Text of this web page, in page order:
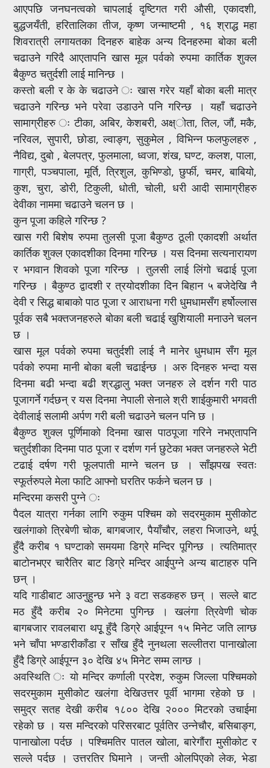
आएपछि जनघनत्वको चापलाई दृष्टिगत गरी औसी, एकादशी,
बुद्धजयँती, हरितालिका तीज, कृष्ण जन्माष्टमी , १६ श्राद्ध महा
शिवरात्री लगायतका दिनहरु बाहेक अन्य दिनहरुमा बोका बली
चढाउने गरिदै आएतापनि खास मूल पर्वको रुपमा कार्तिक शुक्ल
बैकुण्ठ चतुर्दशी लाई मानिन्छ ।
कस्तो बली र के के चढाउने ः खास गरेर यहाँ बोका बली मात्र
चढाउने गरिन्छ भने परेवा उडाउने पनि गरिन्छ । यहाँ चढाउने
सामाग्रीहरु ः टीका, अबिर, केशबरी, अक्ष्ोता, तिल, जौं, मकै,
नरिवल, सुपारी, छोडा, ल्वाङ्ग, सुकुमेल , विभिन्न फलफुलहरु ,
नैविद्य, दुबो , बेलपत्र, फुलमाला, ध्वजा, शंख, घण्ट, कलश, पाला,
गाग्री, पञ्चपाला, मूर्ति, त्रिशुल, कुभिण्डो, छुर्फी, चमर, बाबियो,
कुश, चुरा, डोरी, टिकुली, धोती, चोली, धरी आदी सामाग्रीहरु
देवीका नाममा चढाउने चलन छ ।
कुन पूजा कहिले गरिन्छ ?
खास गरी बिशेष रुपमा तुलसी पूजा बैकुण्ठ ठूली एकादशी अर्थात
कार्तिक शुक्ल एकादशीका दिनमा गरिन्छ । यस दिनमा सत्यनारायण
र भगवान शिवको पूजा गरिन्छ । तुलसी लाई लिंगो चढाई पूजा
गरिन्छ । बैकुण्ठ द्वादशी र त्रयोदशीका दिन बिहान ५ बजेदेखि नै
देवी र सिद्ध बाबाको पाठ पूजा र आराधना गरी धुमधामसँग हर्षोल्लास
पूर्वक सबै भक्तजनहरुले बोका बली चढाई खुशियाली मनाउने चलन
छ ।
खास मूल पर्वको रुपमा चतुर्दशी लाई नै मानेर धुमधाम सँग मूल
पर्वको रुपमा मानी बोका बली चढाईन्छ । अरु दिनहरु भन्दा यस
दिनमा बढी भन्दा बढी श्रद्धालु भक्त जनहरु ले दर्शन गरी पाठ
पूजागर्ने गर्दछन् र यस दिनमा नेपाली सेनाले श्री शाईकुमारी भगवती
देवीलाई सलामी अर्पण गरी बली चढाउने चलन पनि छ ।
बैकुण्ठ शुक्ल पूर्णिमाको दिनमा खास पाठपूजा गरिने नभएतापनि
चतुर्दशीका दिनमा पाठ पूजा र दर्शण गर्न छुटेका भक्त जनहरुले भेटी
टढाई दर्षण गरी फूलपाती माग्ने चलन छ । साँझपख स्वतः
स्फूर्तरुपले मेला फाटि आफ्नो घरतिर फर्कने चलन छ ।
मन्दिरमा कसरी पुग्ने ः
पैदल यात्रा गर्नका लागि रुकुम पश्चिम को सदरमुकाम मुसीकोट
खलंगाको त्रिबेणी चोक, बागबजार, पैयाँचौर, लहरा भिजाउने, थर्पू
हुँदै करीब १ घण्टाको समयमा डिग्रे मन्दिर पूगिन्छ । त्यतिमात्र
बाटोनभएर चारैतिर बाट डिग्रे मन्दिर आईपुग्ने अन्य बाटाहरु पनि
छन् ।
यदि गाडीबाट आउनुहुन्छ भने ३ वटा सडकहरु छन् । सल्ले बाट
मठ हुँदै करीब २० मिनेटमा पुगिन्छ । खलंगा त्रिवेणी चोक
बागबजार रावलबारा थपूृ हुँदै डिग्रे आईपूग्न १५ मिनेट जति लाग्छ
भने चाँपा भण्डारीकाँडा र साँख हुँदै नुनथला सल्लीतरा पानाखोला
हुँदै डिग्रे आईपूग्न ३० देखि ४५ मिनेट सम्म लाग्छ ।
अवस्थिति ः यो मन्दिर कर्णाली प्रदेश, रुकुम जिल्ला पश्चिमको
सदरमुकाम मुसीकोट खलंगा देखिउत्तर पूर्वी भागमा रहेको छ ।
समुद्र सतह देखी करीब १८०० देखि २००० मिटरको उचाईमा
रहेको छ । यस मन्दिरको परिसरबाट पूर्वतिर उन्नेचौर, बसिबाङ्ग,
पानाखोला पर्दछ । पश्चिमतिर पातल खोला, बारेगौंरा मुसीकोट र
सल्ले पर्दछ । उत्तरतिर घिमाने । जन्ती ओलपिएको लेक, भेडा